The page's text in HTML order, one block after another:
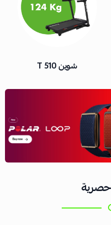
نوتيلوس T626